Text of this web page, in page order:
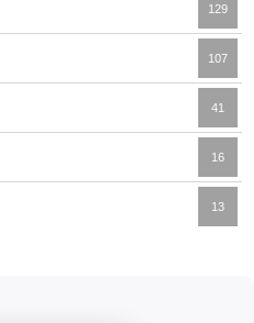
129
107
41
16
13